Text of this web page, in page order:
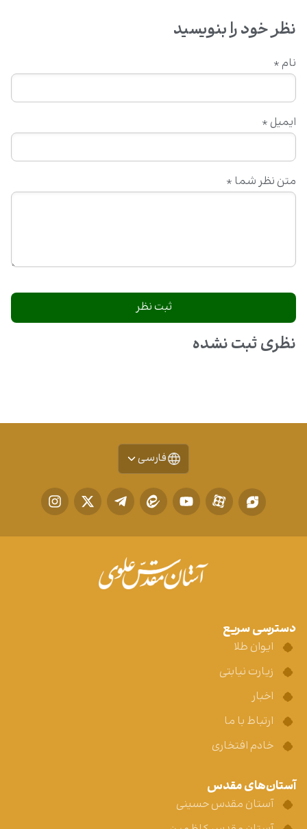
نظر خود را بنویسید
متن نظر شما *
نام *
ایمیل *
نظری ثبت نشده
فارسی
دسترسی سریع
ایوان طلا
زیارت نیابتی
اخبار
ارتباط با ما
خادم افتخاری
آستان‌های مقدس
آستان مقدس حسینی